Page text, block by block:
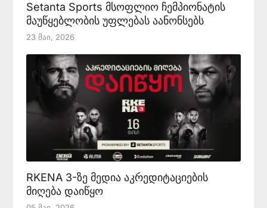
Setanta Sports მსოფლიო ჩემპიონატის
მაუწყებლობის უფლებას აანონსებს
23 Მაი, 2026
RKENA 3-ზე მედია აკრედიტაციების
მიღება დაიწყო